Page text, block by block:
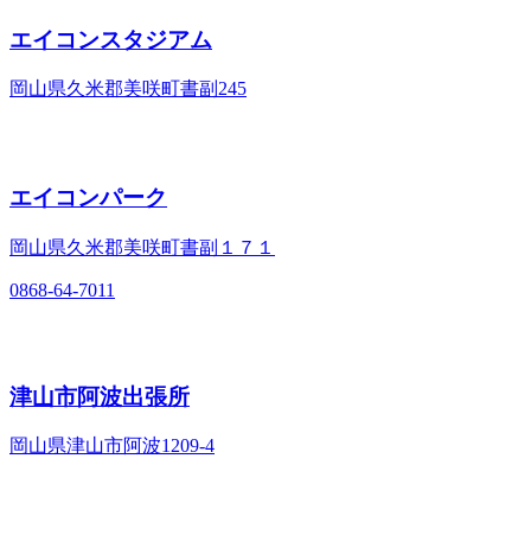
エイコンスタジアム
岡山県久米郡美咲町書副245
エイコンパーク
岡山県久米郡美咲町書副１７１
0868-64-7011
津山市阿波出張所
岡山県津山市阿波1209-4